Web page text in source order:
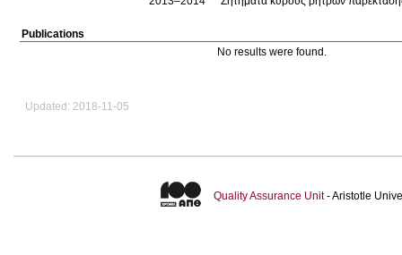
Publications
No results were found.
Updated: 2018-11-05
Quality Assurance Unit- Aristotle